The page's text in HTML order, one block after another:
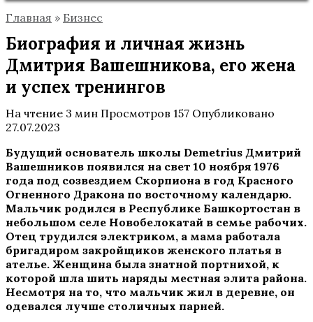
Главная » Бизнес
Биография и личная жизнь
Дмитрия Вашешникова, его жена
и успех тренингов
На чтение 3 мин Просмотров 157 Опубликовано
27.07.2023
Будущий основатель школы Demetrius Дмитрий
Вашешников появился на свет 10 ноября 1976
года под созвездием Скорпиона в год Красного
Огненного Дракона по восточному календарю.
Мальчик родился в Республике Башкортостан в
небольшом селе Новобелокатай в семье рабочих.
Отец трудился электриком, а мама работала
бригадиром закройщиков женского платья в
ателье. Женщина была знатной портнихой, к
которой шла шить наряды местная элита района.
Несмотря на то, что мальчик жил в деревне, он
одевался лучше столичных парней.